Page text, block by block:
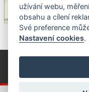
©OpenStreetMapcontributors.
© Píseckem /
© 2018 - 2026
užívání webu,
obsahu a cílení
Své preference
Nastavení cookies.